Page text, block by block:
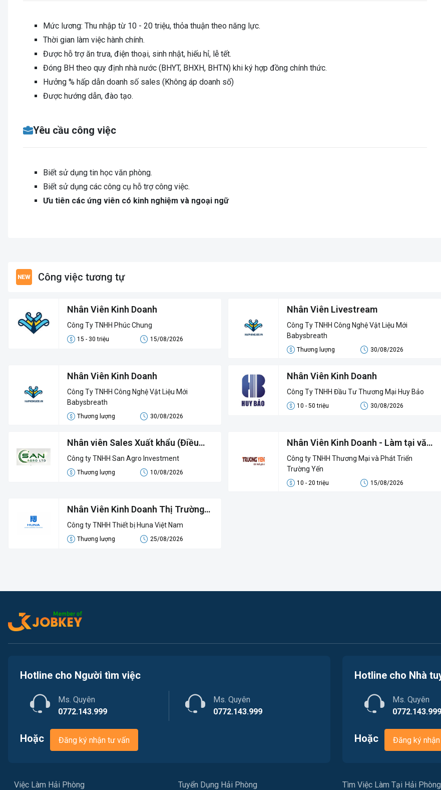
Mức lương: Thu nhập từ 10 - 20 triệu, thỏa thuận theo năng lực.
Thời gian làm việc hành chính.
Được hỗ trợ ăn trưa, điện thoại, sinh nhật, hiếu hỉ, lễ tết.
Đóng BH theo quy định nhà nước (BHYT, BHXH, BHTN) khi ký hợp đồng chính thức.
Hưởng % hấp dẫn doanh số sales (Không áp doanh số)
Được hướng dẫn, đào tạo.
Yêu cầu công việc
Biết sử dụng tin học văn phòng.
Biết sử dụng các công cụ hỗ trợ công việc.
Ưu tiên các ứng viên có kinh nghiệm và ngoại ngữ
Công việc tương tự
Nhân Viên Kinh Doanh
Công Ty TNHH Phúc Chung
15 - 30 triệu 15/08/2026
Nhân Viên Livestream
Công Ty TNHH Công Nghệ Vật Liệu Mới
Babysbreath
Thương lượng 30/08/2026
Nhân Viên Kinh Doanh
Công Ty TNHH Công Nghệ Vật Liệu Mới
Babysbreath
Thương lượng 30/08/2026
Nhân Viên Kinh Doanh
Công Ty TNHH Đầu Tư Thương Mại Huy Bảo
10 - 50 triệu 30/08/2026
Nhân viên Sales Xuất khẩu (Điều
nhân)
Công ty TNHH San Agro Investment
Thương lượng 10/08/2026
Nhân Viên Kinh Doanh - Làm tại văn
phòng
Công ty TNHH Thương Mại và Phát Triển
Trường Yến
10 - 20 triệu 15/08/2026
Nhân Viên Kinh Doanh Thị Trường
(Mảng Điều Hòa Công Nghiệp)
Công ty TNHH Thiết bị Huna Việt Nam
Thương lượng 25/08/2026
Hotline cho Người tìm việc
Ms. Quyên
0772.143.999
Ms. Quyên
0772.143.999
Hoặc Đăng ký nhận tư vấn
Hotline cho Nhà
Ms. Quyên
0772.143.999
Hoặc Đăng ký
Việc Làm Hải Phòng Tuyển Dụng Hải Phòng Tìm Việc Làm Tại Hải Phòng